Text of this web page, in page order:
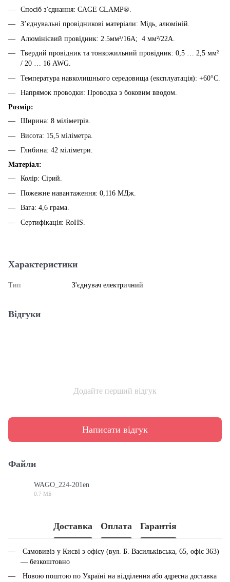
Спосіб з'єднання: CAGE CLAMP®.
З’єднувальні провідникові матеріали: Мідь, алюміній.
Алюмінієвий провідник: 2.5мм²/16А; 4 мм²/22А.
Твердий провідник та тонкожильний провідник: 0,5 … 2,5 мм²
/ 20 … 16 AWG.
Температура навколишнього середовища (експлуатація): +60°C.
Напрямок проводки: Проводка з боковим вводом.
Розмір:
Ширина: 8 міліметрів.
Висота: 15,5 міліметра.
Глибина: 42 міліметри.
Матеріал:
Колір: Сірий.
Пожежне навантаження: 0,116 МДж.
Вага: 4,6 грама.
Сертифікація: RoHS.
Характеристики
Тип З'єднувач електричний
Відгуки
Додайте перший відгук
Написати відгук
Файли
WAGO_224-201en
0.7 МБ
Доставка Оплата Гарантія
Самовивіз у Києві з офісу (вул. Б. Васильківська, 65, офіс 363)
— безкоштовно
Новою поштою по Україні на відділення або адресна доставка